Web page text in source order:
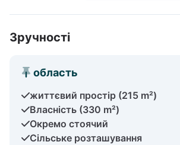
Зручності
область
життєвий простір (215 m²)
Власність (330 m²)
Окремо стоячий
Сільське розташування